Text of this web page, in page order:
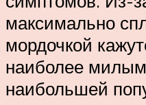
максимально
мордочкой
наиболее
наибольшей